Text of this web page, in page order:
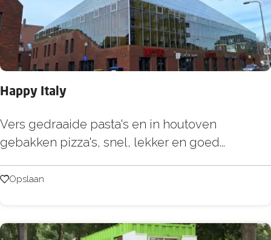
e
l
l
e
o
e
s
l
s
Happy Italy
H
a
p
t
Vers gedraaide pasta's en in houtoven
gebakken pizza's, snel, lekker en goed...
Opslaan
Opslaan